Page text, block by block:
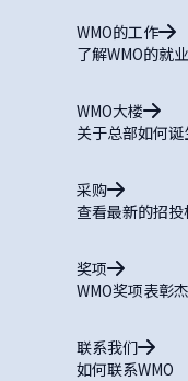
WMO的工作
了解WMO的就
WMO大楼
关于总部如何
采购
查看最新的招投
奖项
WMO奖项表彰
联系我们
如何联系WMO